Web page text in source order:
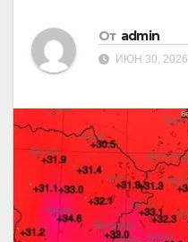
От admin
ИЮН 30, 2026